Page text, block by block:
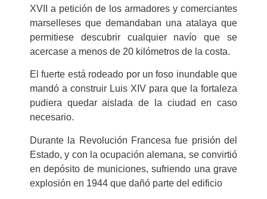
XVII a petición de los armadores y comerciantes
marselleses que demandaban una atalaya que
permitiese descubrir cualquier navío que se
acercase a menos de 20 kilómetros de la costa.
El fuerte está rodeado por un foso inundable que
mandó a construir Luis XIV para que la fortaleza
pudiera quedar aislada de la ciudad en caso
necesario.
Durante la Revolución Francesa fue prisión del
Estado, y con la ocupación alemana, se convirtió
en depósito de municiones, sufriendo una grave
explosión en 1944 que dañó parte del edificio